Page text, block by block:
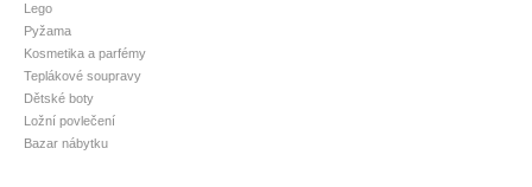
Lego
Pyžama
Kosmetika a parfémy
Teplákové soupravy
Dětské boty
Ložní povlečení
Bazar nábytku